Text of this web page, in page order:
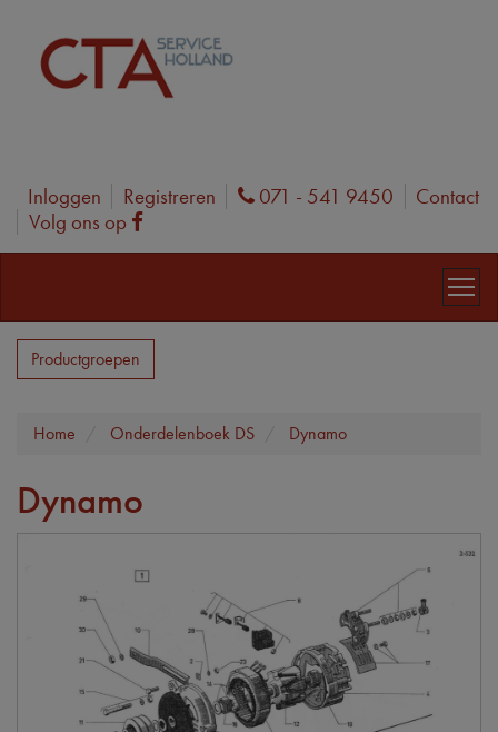
Inloggen Registreren Phone
071 - 541 9450
Contact
Volg ons op
Facebook
Productgroepen
Home Onderdelenboek DS Dynamo
Dynamo